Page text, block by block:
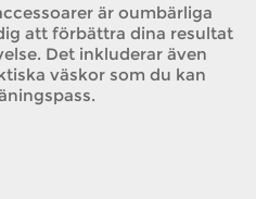
är oumbärliga
att förbättra dina resultat
Det inkluderar även
väskor som du kan